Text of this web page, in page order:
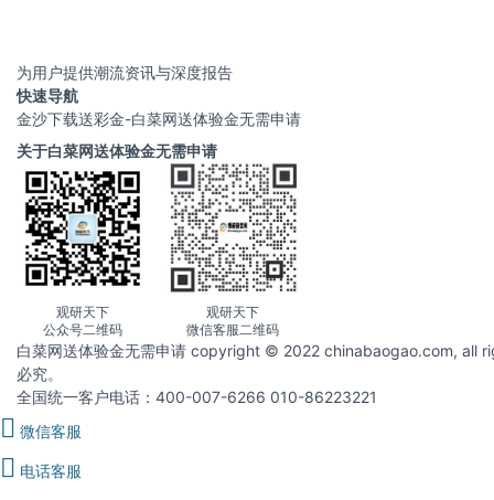
为用户提供潮流资讯与深度报告
快速导航
金沙下载送彩金-白菜网送体验金无需申请
关于白菜网送体验金无需申请
观研天下
公众号二维码
观研天下
微信客服二维码
白菜网送体验金无需申请 copyright © 2022 chinabaogao.com, all
必究。
全国统一客户电话：400-007-6266 010-86223221
微信客服
电话客服